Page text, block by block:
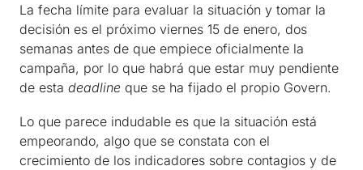
La fecha límite para evaluar la situación y tomar la
decisión es el próximo viernes 15 de enero, dos
semanas antes de que empiece oficialmente la
campaña, por lo que habrá que estar muy pendiente
de esta deadline que se ha fijado el propio Govern.
Lo que parece indudable es que la situación está
empeorando, algo que se constata con el
crecimiento de los indicadores sobre contagios y de